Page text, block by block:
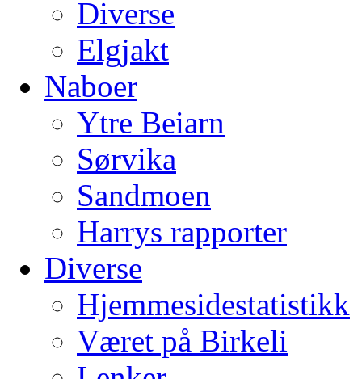
Diverse
Elgjakt
Naboer
Ytre Beiarn
Sørvika
Sandmoen
Harrys rapporter
Diverse
Hjemmesidestatistikk
Været på Birkeli